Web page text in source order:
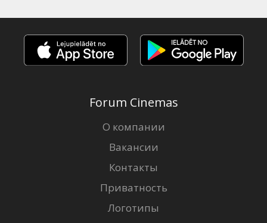
Forum Cinemas
О компании
Вакансии
Контакты
Приватность
Логотипы